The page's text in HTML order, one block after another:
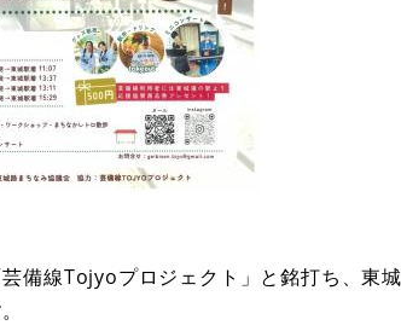
備線Tojyoプロジェクト」と銘打ち、東